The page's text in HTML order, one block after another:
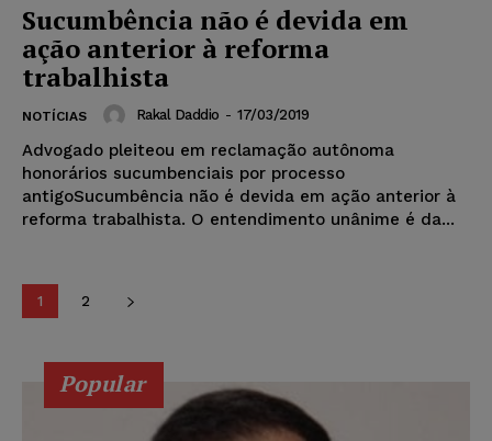
Sucumbência não é devida em
ação anterior à reforma
trabalhista
NOTÍCIAS Rakal Daddio - 17/03/2019
Advogado pleiteou em reclamação autônoma
honorários sucumbenciais por processo
antigoSucumbência não é devida em ação anterior à
reforma trabalhista. O entendimento unânime é da...
1 2
Popular